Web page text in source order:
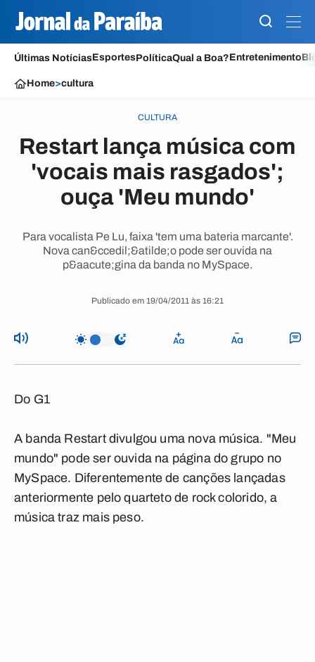
Últimas NotíciasEsportesPolíticaQual a Boa?Entretenimento
Home>cultura
CULTURA
Restart lança música com
'vocais mais rasgados';
ouça 'Meu mundo'
Para vocalista Pe Lu, faixa 'tem uma bateria marcante'.
Nova can&ccedil;&atilde;o pode ser ouvida na
p&aacute;gina da banda no MySpace.
Publicado em 19/04/2011 às 16:21
Do G1
A banda Restart divulgou uma nova música. "Meu
mundo" pode ser ouvida na página do grupo no
MySpace. Diferentemente de canções lançadas
anteriormente pelo quarteto de rock colorido, a
música traz mais peso.